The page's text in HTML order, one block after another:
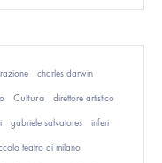
charles darwin
Cultura direttore artistico
gabriele salvatores inferi
teatro di milano